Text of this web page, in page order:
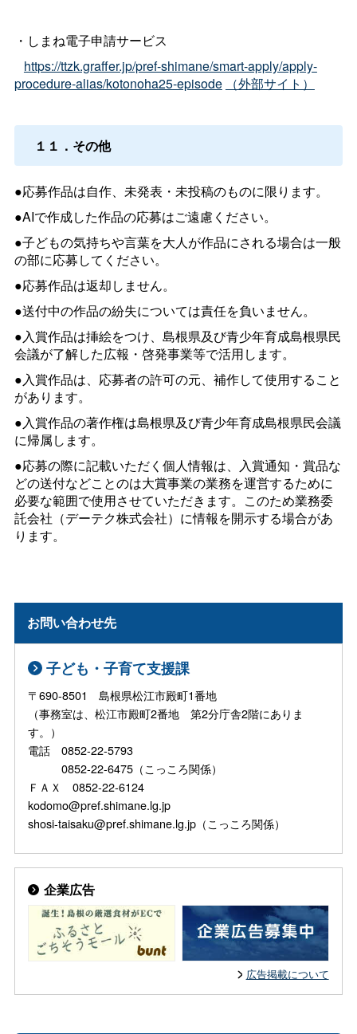
・しまね電子申請サービス
https://ttzk.graffer.jp/pref-shimane/smart-apply/apply-
procedure-alias/kotonoha25-episode
（外部サイト）
１１．その他
●応募作品は自作、未発表・未投稿のものに限ります。
●AIで作成した作品の応募はご遠慮ください。
●子どもの気持ちや言葉を大人が作品にされる場合は一般
の部に応募してください。
●応募作品は返却しません。
●送付中の作品の紛失については責任を負いません。
●入賞作品は挿絵をつけ、島根県及び青少年育成島根県民
会議が了解した広報・啓発事業等で活用します。
●入賞作品は、応募者の許可の元、補作して使用すること
があります。
●入賞作品の著作権は島根県及び青少年育成島根県民会議
に帰属します。
●応募の際に記載いただく個人情報は、入賞通知・賞品な
どの送付などことのは大賞事業の業務を運営するために
必要な範囲で使用させていただきます。このため業務委
託会社（デーテク株式会社）に情報を開示する場合があ
ります。
お問い合わせ先
子ども・子育て支援課
〒690-8501 島根県松江市殿町1番地
（事務室は、松江市殿町2番地 第2分庁舎2階にありま
す。）
電話 0852-22-5793
0852-22-6475（こっころ関係）
ＦＡＸ 0852-22-6124
kodomo@pref.shimane.lg.jp
shosi-taisaku@pref.shimane.lg.jp（こっころ関係）
企業広告
広告掲載について